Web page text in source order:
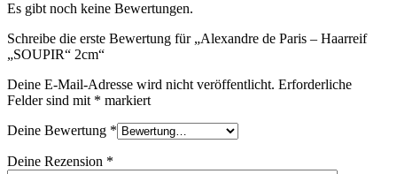
Es gibt noch keine Bewertungen.
Schreibe die erste Bewertung für „Alexandre de Paris – Haarreif
„SOUPIR“ 2cm“
Deine E-Mail-Adresse wird nicht veröffentlicht. Erforderliche
Felder sind mit * markiert
Deine Bewertung *
Deine Rezension *